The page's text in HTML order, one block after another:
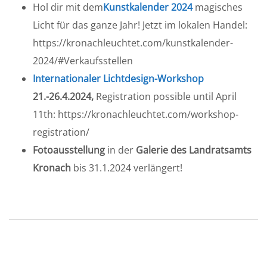
Hol dir mit demKunstkalender 2024 magisches
Licht für das ganze Jahr! Jetzt im lokalen Handel:
https://kronachleuchtet.com/kunstkalender-
2024/#Verkaufsstellen
Internationaler Lichtdesign-Workshop
21.-26.4.2024, Registration possible until April
11th: https://kronachleuchtet.com/workshop-
registration/
Fotoausstellung in der Galerie des Landratsamts
Kronach bis 31.1.2024 verlängert!